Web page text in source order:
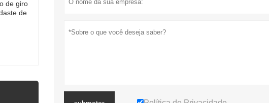
de giro
de